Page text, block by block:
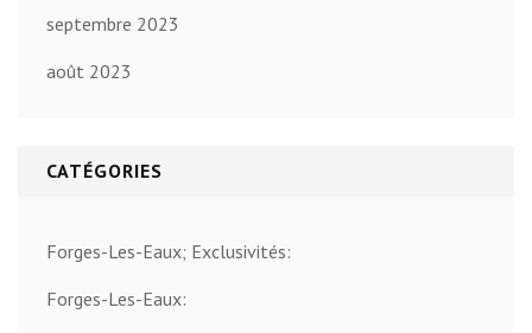
septembre 2023
août 2023
CATÉGORIES
Forges-Les-Eaux; Exclusivités:
Forges-Les-Eaux: